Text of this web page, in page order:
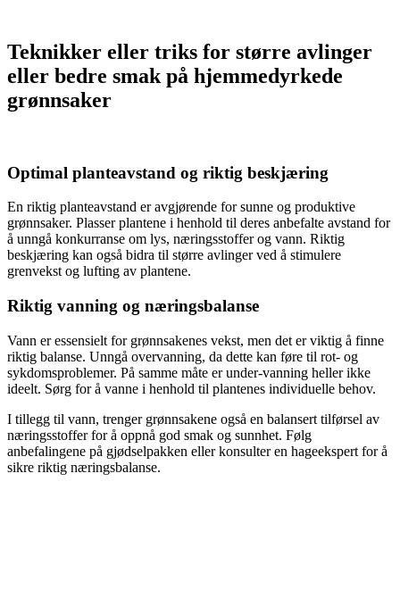
Teknikker eller triks for større avlinger
eller bedre smak på hjemmedyrkede
grønnsaker
Optimal planteavstand og riktig beskjæring
En riktig planteavstand er avgjørende for sunne og produktive
grønnsaker. Plasser plantene i henhold til deres anbefalte avstand for
å unngå konkurranse om lys, næringsstoffer og vann. Riktig
beskjæring kan også bidra til større avlinger ved å stimulere
grenvekst og lufting av plantene.
Riktig vanning og næringsbalanse
Vann er essensielt for grønnsakenes vekst, men det er viktig å finne
riktig balanse. Unngå overvanning, da dette kan føre til rot- og
sykdomsproblemer. På samme måte er under-vanning heller ikke
ideelt. Sørg for å vanne i henhold til plantenes individuelle behov.
I tillegg til vann, trenger grønnsakene også en balansert tilførsel av
næringsstoffer for å oppnå god smak og sunnhet. Følg
anbefalingene på gjødselpakken eller konsulter en hageekspert for å
sikre riktig næringsbalanse.